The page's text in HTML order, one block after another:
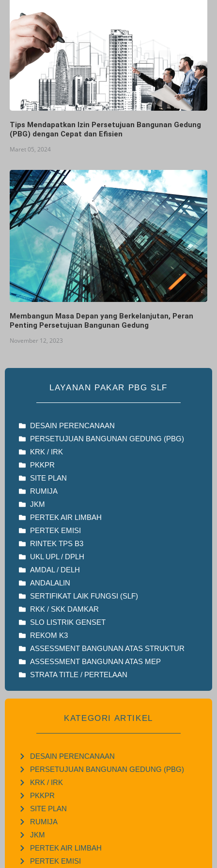
Tips Mendapatkan Izin Persetujuan Bangunan Gedung
(PBG) dengan Cepat dan Efisien
Maret 05, 2024
Membangun Masa Depan yang Berkelanjutan, Peran
Penting Persetujuan Bangunan Gedung
November 12, 2023
LAYANAN PAKAR PBG SLF
DESAIN PERENCANAAN
PERSETUJUAN BANGUNAN GEDUNG (PBG)
KRK / IRK
PKKPR
SITE PLAN
RUMIJA
JKM
PERTEK AIR LIMBAH
PERTEK EMISI
RINTEK TPS B3
UKL UPL / DPLH
AMDAL / DELH
ANDALALIN
SERTIFIKAT LAIK FUNGSI (SLF)
RKK / SKK DAMKAR
SLO LISTRIK GENSET
REKOM K3
ASSESSMENT BANGUNAN ATAS STRUKTUR
ASSESSMENT BANGUNAN ATAS MEP
STRATA TITLE / PERTELAAN
KATEGORI ARTIKEL
DESAIN PERENCANAAN
PERSETUJUAN BANGUNAN GEDUNG (PBG)
KRK / IRK
PKKPR
SITE PLAN
RUMIJA
JKM
PERTEK AIR LIMBAH
PERTEK EMISI